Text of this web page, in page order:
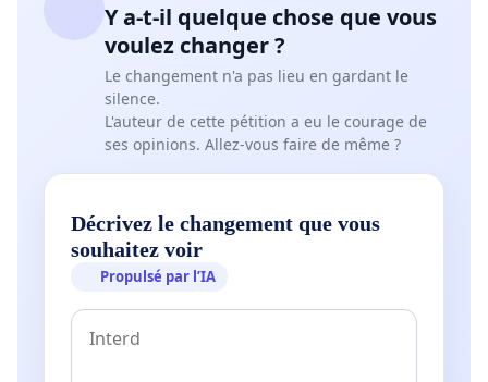
Y a-t-il quelque chose que vous
voulez changer ?
Le changement n'a pas lieu en gardant le
silence.
L'auteur de cette pétition a eu le courage de
ses opinions. Allez-vous faire de même ?
Décrivez le changement que vous
souhaitez voir
Propulsé par l’IA